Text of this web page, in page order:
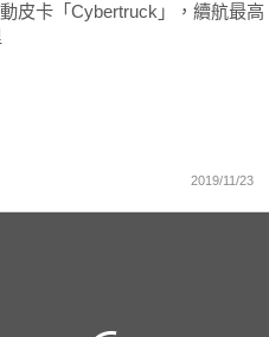
皮卡「Cybertruck」，續航最高
2019/11/23